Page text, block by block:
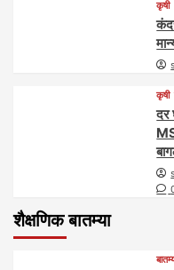
कृषी
कृषी
दर
शैक्षणिक बातम्या